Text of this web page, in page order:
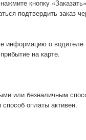
кнопку
подтвердить заказ
информацию о
на карте.
или безналичным
оплаты активен.